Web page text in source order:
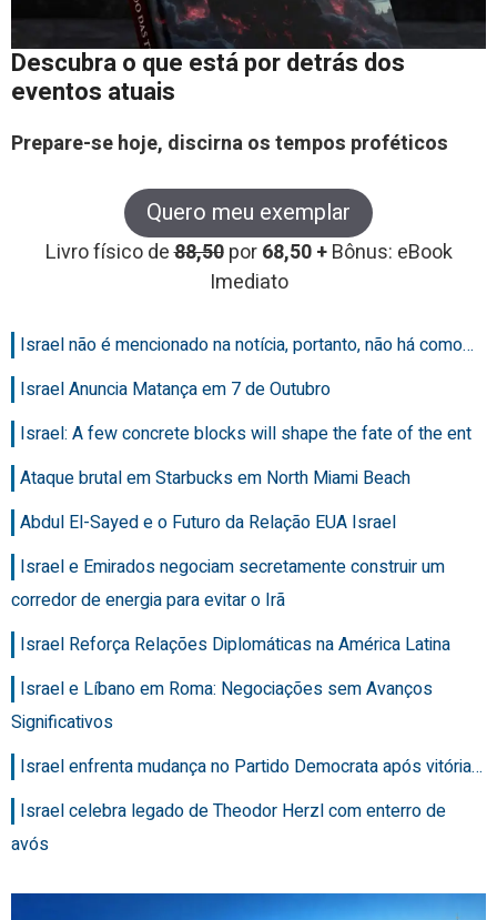
Descubra o que está por detrás dos
eventos atuais
Prepare-se hoje, discirna os tempos proféticos
Quero meu exemplar
Livro físico de88,50 por68,50 +Bônus: eBook
Imediato
Israel não é mencionado na notícia, portanto, não há como…
Israel Anuncia Matança em 7 de Outubro
Israel: A few concrete blocks will shape the fate of the ent
Ataque brutal em Starbucks em North Miami Beach
Abdul El-Sayed e o Futuro da Relação EUA Israel
Israel e Emirados negociam secretamente construir um
corredor de energia para evitar o Irã
Israel Reforça Relações Diplomáticas na América Latina
Israel e Líbano em Roma: Negociações sem Avanços
Significativos
Israel enfrenta mudança no Partido Democrata após vitória…
Israel celebra legado de Theodor Herzl com enterro de
avós